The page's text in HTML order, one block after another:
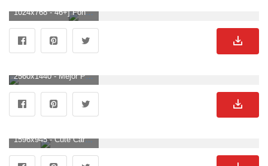
1024x768 - 46+] Fondos de pantalla HD Pareja. Fondo de pantalla de parejas.
2560x1440 - Mejor Pareja Wallpaper Hd. Mejor 75 + increíble hermosa linda romántica. Fondo para computadora 2K de parejas.
1596x945 - Cute Cartoon Couple Wallpaper | Fondos de Sinaga. Wallpaper de parejas.